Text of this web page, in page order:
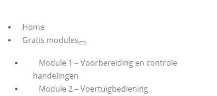
Home
Gratis modules
Module 1 – Voorbereiding en controle
handelingen
Module 2 – Voertuigbediening